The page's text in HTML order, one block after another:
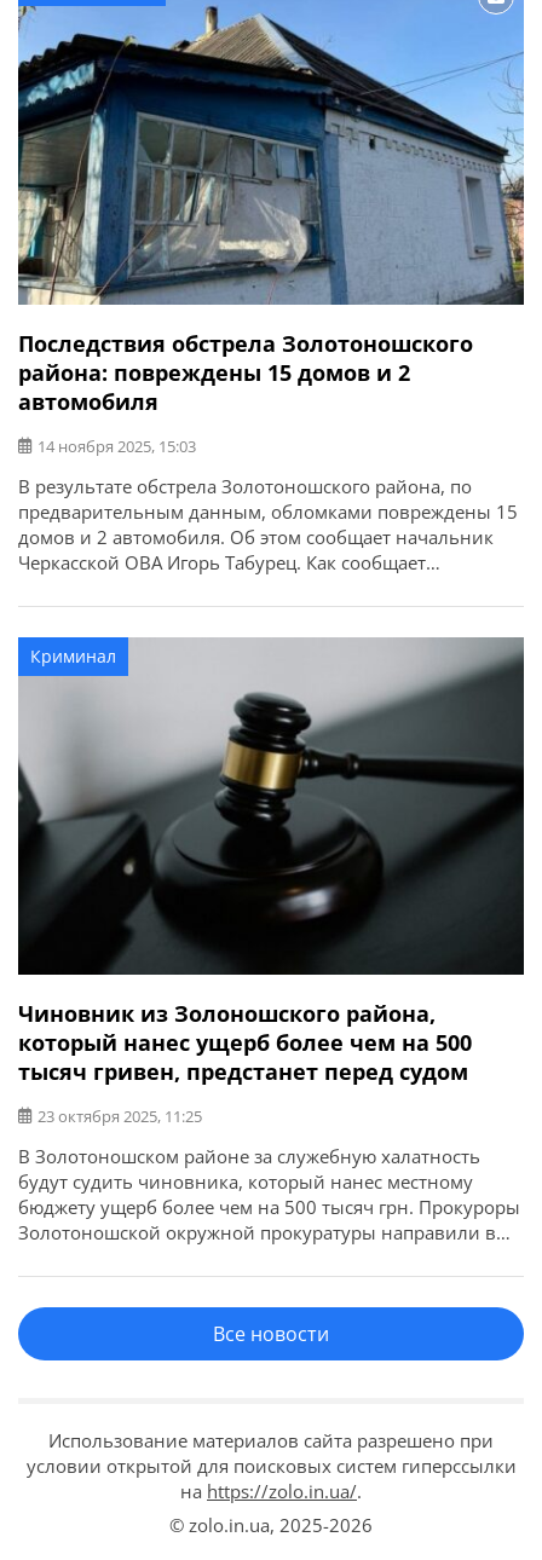
Последствия обстрела Золотоношского
района: повреждены 15 домов и 2
автомобиля
14 ноября 2025, 15:03
В результате обстрела Золотоношского района, по
предварительным данным, обломками повреждены 15
домов и 2 автомобиля. Об этом сообщает начальник
Черкасской ОВА Игорь Табурец. Как сообщает
вражеского БПЛА было зафиксировано в селе
Благодатное Золотоношской громады. «С полуночи,
сразу после инцидента, оказываем помощь
пострадавшим. Из резервного фонда УЖКХ выделены
Криминал
Чиновник из Золоношского района,
который нанес ущерб более чем на 500
тысяч гривен, предстанет перед судом
23 октября 2025, 11:25
В Золотоношском районе за служебную халатность
будут судить чиновника, который нанес местному
бюджету ущерб более чем на 500 тысяч грн. Прокуроры
Золотоношской окружной прокуратуры направили в
(ч. 2 ст. 367 УК Украины). Об этом сообщила пресс-
служба Черкасской областной прокуратуры. По данным
следствия, в период с июня по декабрь […]
Все новости
Использование материалов сайта разрешено при
условии открытой для поисковых систем гиперссылки
на https://zolo.in.ua/.
© zolo.in.ua, 2025-2026